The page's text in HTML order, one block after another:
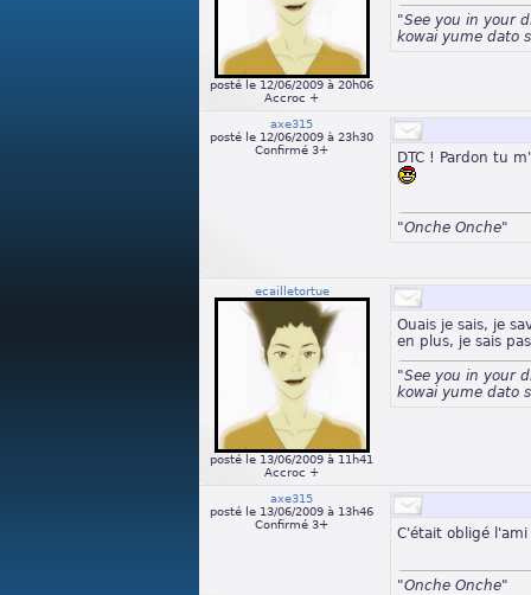
posté le 12/06/2009 à 20h06
Accroc +
"See you in your
kowai yume dato
axe315
posté le 12/06/2009 à 23h30
Confirmé 3+
DTC ! Pardon tu
"Onche Onche"
ecailletortue
posté le 13/06/2009 à 11h41
Accroc +
Ouais je sais, je
en plus, je sais
"See you in your
kowai yume dato
axe315
posté le 13/06/2009 à 13h46
Confirmé 3+
C'était obligé l'ami
"Onche Onche"